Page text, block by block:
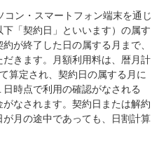
ン・スマートフォン端末を通じ
「契約日」といいます）の属す
が終了した日の属する月まで、
きます。月額利用料は、暦月計
算定され、契約日の属する月に
時点で利用の確認がなされる
なされます。契約日または解約
月の途中であっても、日割計算